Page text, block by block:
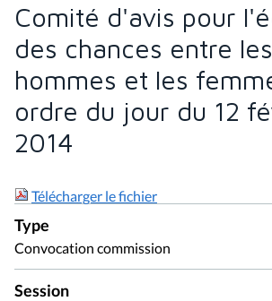
Comité d'avis pour
des chances entre les
hommes et les
ordre du jour du 12
2014
Télécharger le fichier
Type
Convocation commission
Session